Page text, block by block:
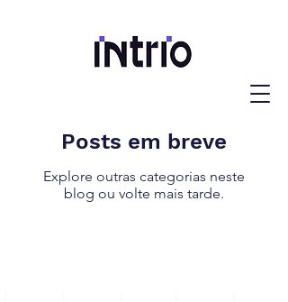
Posts em breve
Explore outras categorias neste
blog ou volte mais tarde.